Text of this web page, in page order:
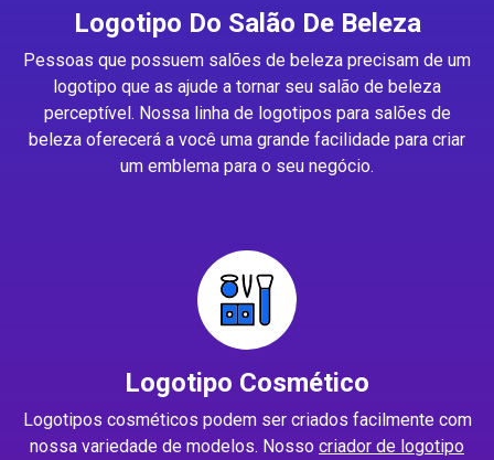
Logotipo Do Salão De Beleza
Pessoas que possuem salões de beleza precisam de um
logotipo que as ajude a tornar seu salão de beleza
perceptível. Nossa linha de logotipos para salões de
beleza oferecerá a você uma grande facilidade para criar
um emblema para o seu negócio.
Logotipo Cosmético
Logotipos cosméticos podem ser criados facilmente com
nossa variedade de modelos. Nosso criador de logotipo